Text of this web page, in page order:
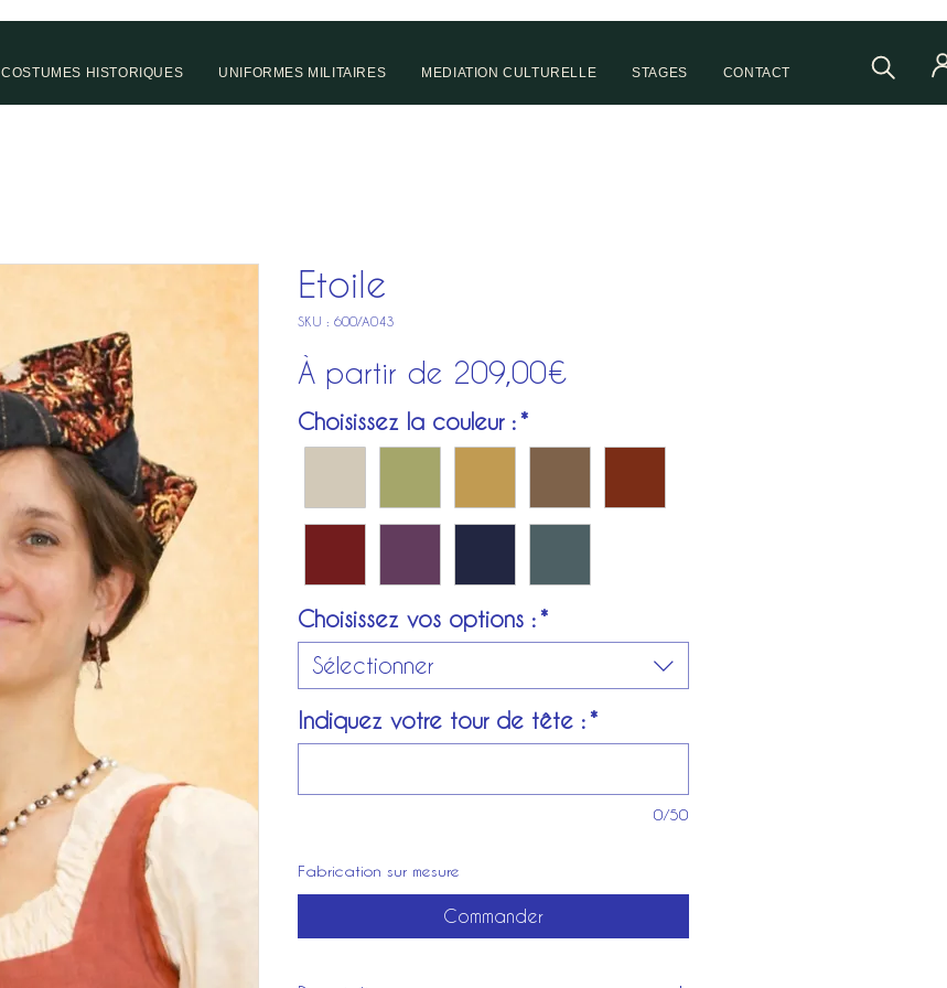
COSTUMES HISTORIQUES UNIFORMES MILITAIRES MEDIATION CULTURELLE STAGES CONTACT
Etoile
SKU : 600/A043
À partir de 209,00€
Choisissez la couleur : *
Choisissez vos options : *
Sélectionner
Indiquez votre tour de tête : *
0/50
Fabrication sur mesure
Commander